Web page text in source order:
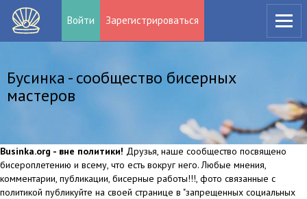
Войти Зарегистрироваться
Бусинка - сообщество бисерных
мастеров
Businka.org - вне политики! Друзья, наше сообщество посвящено
бисероплетению и всему, что есть вокруг него. Любые мнения,
комментарии, публикации, бисерные работы!!!, фото связанные с
политикой публикуйте на своей странице в "запрещенных социальных